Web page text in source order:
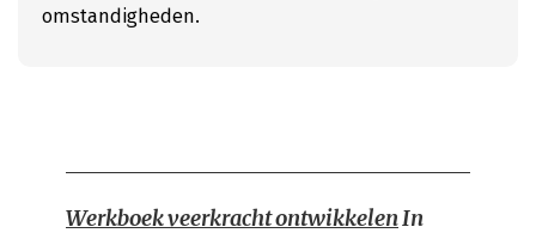
omstandigheden.
Werkboek veerkracht ontwikkelenIn